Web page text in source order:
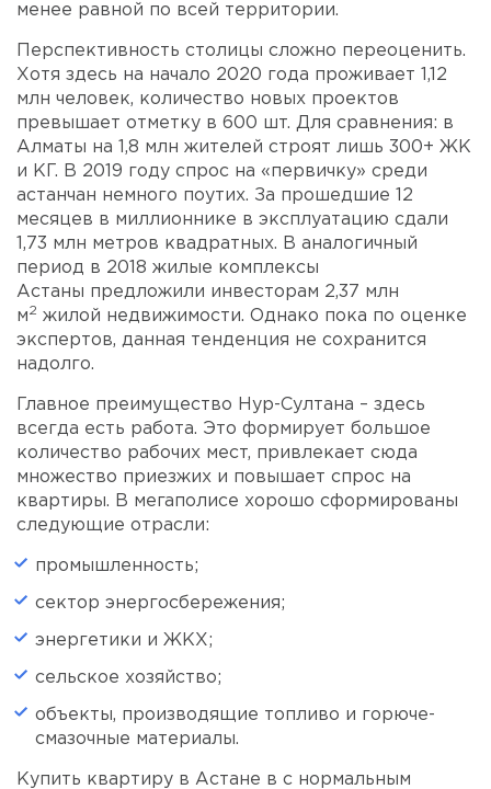
менее равной по всей территории.
Перспективность столицы сложно переоценить.
Хотя здесь на начало 2020 года проживает 1,12
млн человек, количество новых проектов
превышает отметку в 600 шт. Для сравнения: в
Алматы на 1,8 млн жителей строят лишь 300+ ЖК
и КГ. В 2019 году спрос на «первичку» среди
астанчан немного поутих. За прошедшие 12
месяцев в миллионнике в эксплуатацию сдали
1,73 млн метров квадратных. В аналогичный
период в 2018 жилые комплексы
Астаны предложили инвесторам 2,37 млн
м2 жилой недвижимости. Однако пока по оценке
экспертов, данная тенденция не сохранится
надолго.
Главное преимущество Нур-Султана – здесь
всегда есть работа. Это формирует большое
количество рабочих мест, привлекает сюда
множество приезжих и повышает спрос на
квартиры. В мегаполисе хорошо сформированы
следующие отрасли:
промышленность;
сектор энергосбережения;
энергетики и ЖКХ;
сельское хозяйство;
объекты, производящие топливо и горюче-
смазочные материалы.
Купить квартиру в Астане в с нормальным